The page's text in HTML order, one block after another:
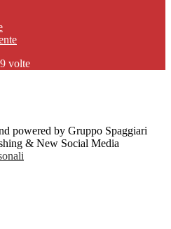
volte
powered by Gruppo Spaggiari
& New Social Media